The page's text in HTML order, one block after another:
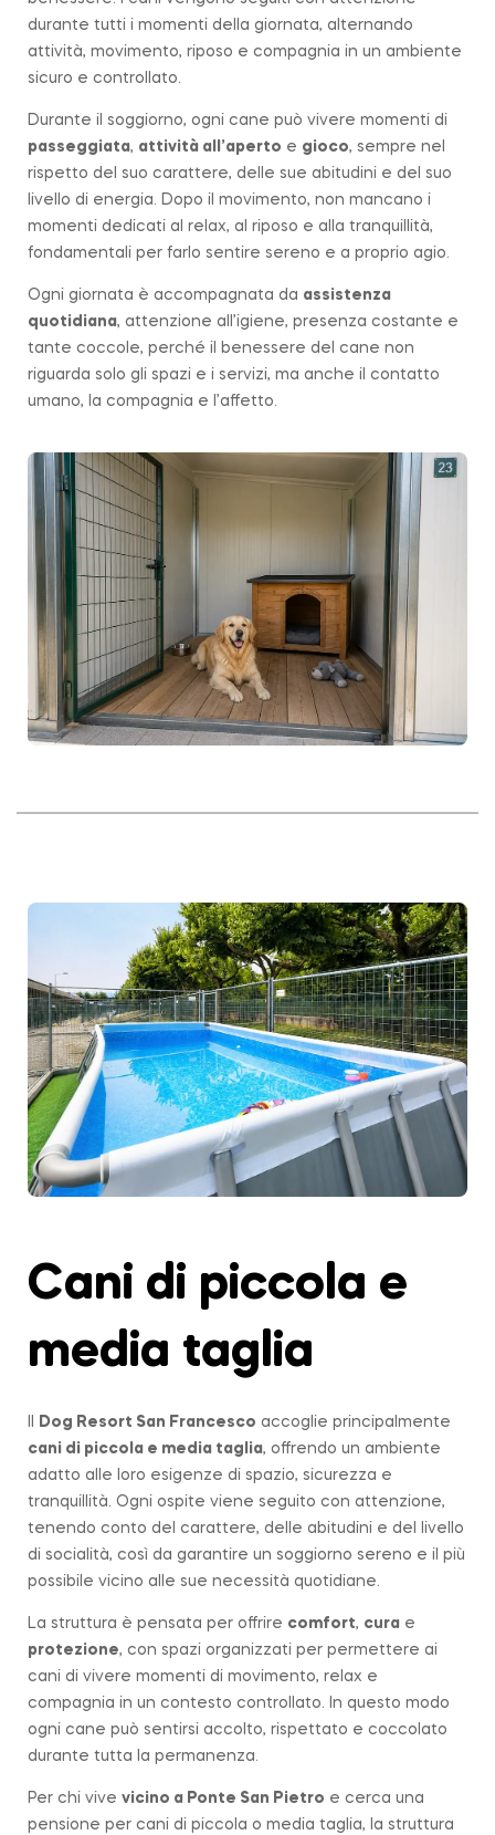
durante tutti i momenti della giornata, alternando
attività, movimento, riposo e compagnia in un ambiente
sicuro e controllato.
Durante il soggiorno, ogni cane può vivere momenti di
passeggiata, attività all’aperto e gioco, sempre nel
rispetto del suo carattere, delle sue abitudini e del suo
livello di energia. Dopo il movimento, non mancano i
momenti dedicati al relax, al riposo e alla tranquillità,
fondamentali per farlo sentire sereno e a proprio agio.
Ogni giornata è accompagnata da assistenza
quotidiana, attenzione all’igiene, presenza costante e
tante coccole, perché il benessere del cane non
riguarda solo gli spazi e i servizi, ma anche il contatto
umano, la compagnia e l’affetto.
Cani di piccola e
media taglia
Dog Resort San Francesco accoglie principalmente
cani di piccola e media taglia, offrendo un ambiente
adatto alle loro esigenze di spazio, sicurezza e
tranquillità. Ogni ospite viene seguito con attenzione,
tenendo conto del carattere, delle abitudini e del livello
di socialità, così da garantire un soggiorno sereno e il più
possibile vicino alle sue necessità quotidiane.
La struttura è pensata per offrire comfort, cura e
protezione, con spazi organizzati per permettere ai
cani di vivere momenti di movimento, relax e
compagnia in un contesto controllato. In questo modo
ogni cane può sentirsi accolto, rispettato e coccolato
durante tutta la permanenza.
Per chi vive vicino a Ponte San Pietro e cerca una
pensione per cani di piccola o media taglia, la struttura